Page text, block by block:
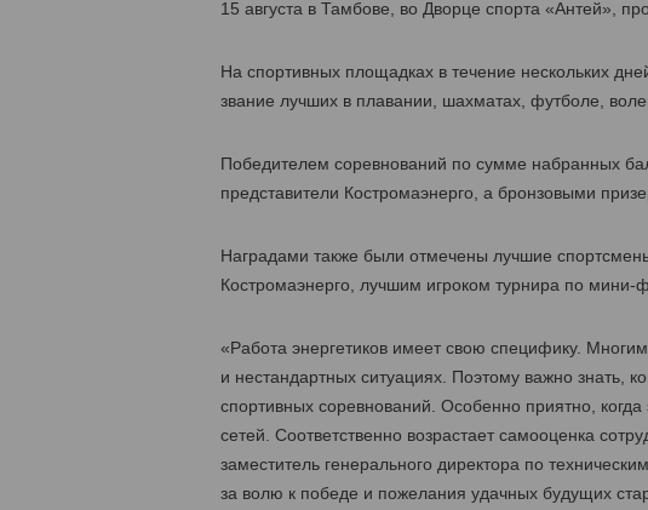
15 августа в Тамбове, во Дворце спорта «Антей»,
На спортивных площадках в течение нескольких
звание лучших в плавании, шахматах, футболе,
Победителем соревнований по сумме набранных
представители Костромаэнерго, а бронзовыми
Наградами также были отмечены лучшие
Костромаэнерго, лучшим игроком турнира по мини-
«Работа энергетиков имеет свою специфику.
и нестандартных ситуациях. Поэтому важно знать,
спортивных соревнований. Особенно приятно,
сетей. Соответственно возрастает самооценка
заместитель генерального директора по
за волю к победе и пожелания удачных будущих